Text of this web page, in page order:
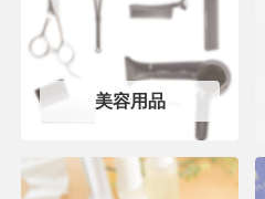
美容用品